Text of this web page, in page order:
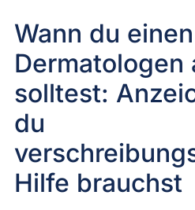
Wann du einen
Dermatologen
solltest:
du
Hilfe brauchst